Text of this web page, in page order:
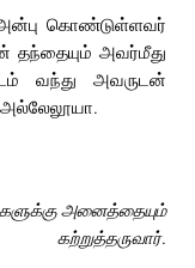
கொண்டுள்ளவர்
தந்தையும் அவர்மீது
வந்து அவருடன்
அனைத்தையும்
கற்றுத்தருவார்.